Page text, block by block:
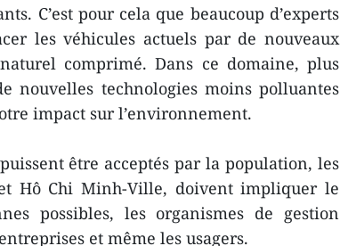
C’est pour cela que beaucoup d’experts
les véhicules actuels par de nouveaux
comprimé. Dans ce domaine, plus
nouvelles technologies moins polluantes
impact sur l’environnement.
être acceptés par la population, les
Hô Chi Minh-Ville, doivent impliquer le
possibles, les organismes de gestion
et même les usagers.